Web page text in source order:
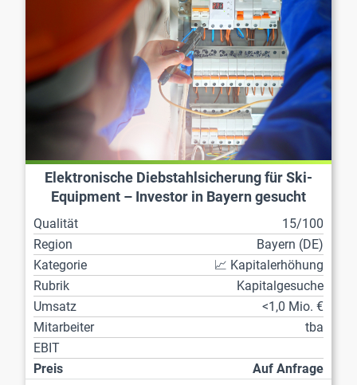
Elektronische Diebstahlsicherung für Ski-
Equipment – Investor in Bayern gesucht
Qualität
15/100
Region
Bayern (DE)
Kategorie
📈 Kapitalerhöhung
Rubrik
Kapitalgesuche
Umsatz
<1,0 Mio. €
Mitarbeiter
tba
EBIT
Preis
Auf Anfrage